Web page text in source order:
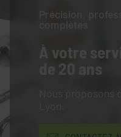
Précision,
complètes
À votre
de 20 ans
Nous proposons